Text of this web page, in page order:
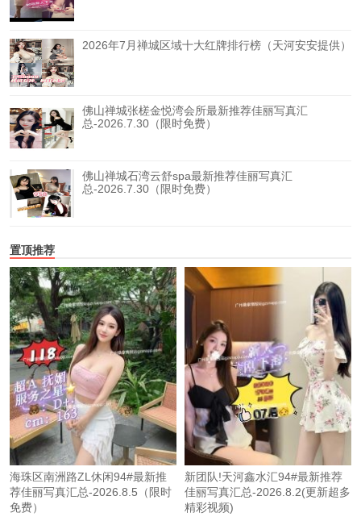
2026年7月禅城区域十大红牌排行榜（天河安安提供）
佛山禅城张槎金悦湾会所最新推荐佳丽写真汇
总-2026.7.30（限时免费）
佛山禅城石湾云舒spa最新推荐佳丽写真汇
总-2026.7.30（限时免费）
置顶推荐
海珠区南洲路ZL休闲94#最新推
荐佳丽写真汇总-2026.8.5（限时
免费）
新团队!天河鑫水汇94#最新推荐
佳丽写真汇总-2026.8.2(更新超多
精彩视频)